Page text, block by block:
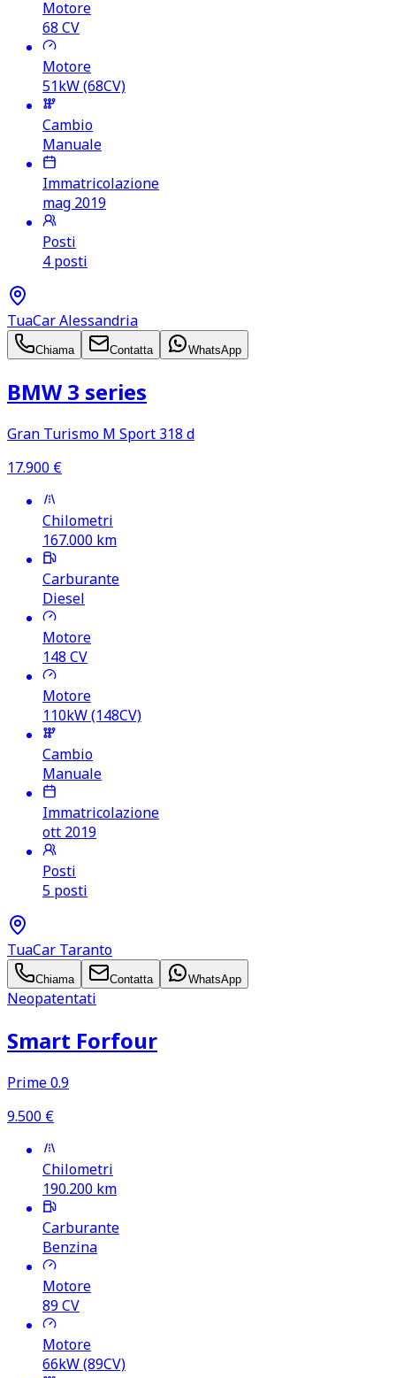
Motore
68 CV
Motore
51kW (68CV)
Cambio
Manuale
Immatricolazione
mag 2019
Posti
4 posti
TuaCar Alessandria
Chiama Contatta WhatsApp
BMW 3 series
Gran Turismo M Sport 318 d
17.900 €
Chilometri
167.000 km
Carburante
Diesel
Motore
148 CV
Motore
110kW (148CV)
Cambio
Manuale
Immatricolazione
ott 2019
Posti
5 posti
TuaCar Taranto
Chiama Contatta WhatsApp
Neopatentati
Smart Forfour
Prime 0.9
9.500 €
Chilometri
190.200 km
Carburante
Benzina
Motore
89CV
Motore
66kW (89CV)